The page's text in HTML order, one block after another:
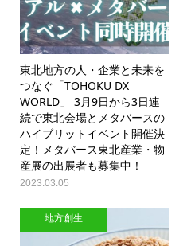
東北地方の人・企業と未来を
つなぐ「TOHOKU DX
WORLD」 3月9日から3日連
続で東北会場とメタバースの
ハイブリットイベント開催決
定！メタバース東北産業・物
産展の出展者も募集中！
2023.03.05
地方創生